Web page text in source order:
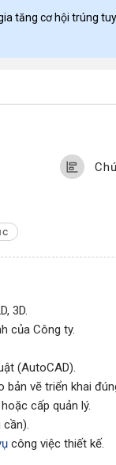
tăng cơ hội trúng
3D.
của Công ty.
(AutoCAD).
vẽ triển khai
cấp quản lý.
công việc thiết kế.